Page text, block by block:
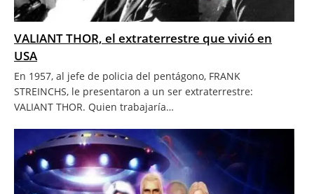
VALIANT THOR, el extraterrestre que vivió en
USA
En 1957, al jefe de policia del pentágono, FRANK
STREINCHS, le presentaron a un ser extraterrestre:
VALIANT THOR. Quien trabajaría…